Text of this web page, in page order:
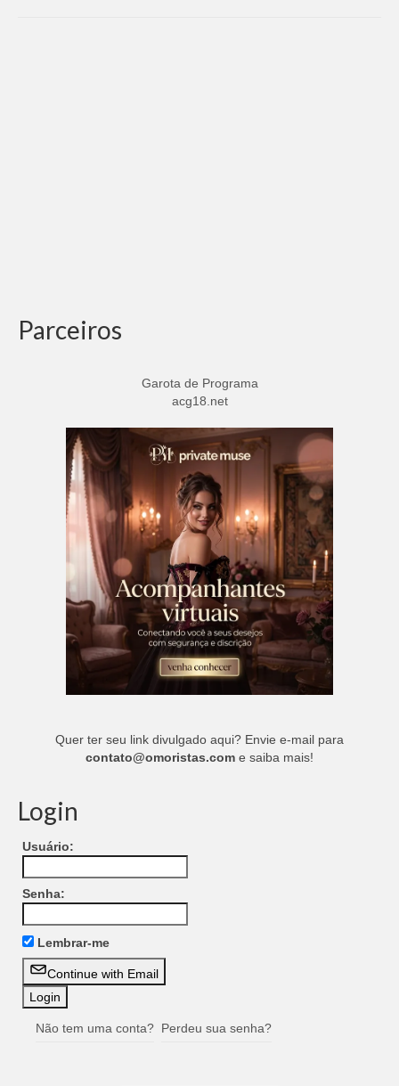
Parceiros
Garota de Programa
acg18.net
Quer ter seu link divulgado aqui? Envie e-mail para
contato@omoristas.com e saiba mais!
Login
Usuário:
Senha:
Lembrar-me
Continue with Email
Não tem uma conta? Perdeu sua senha?